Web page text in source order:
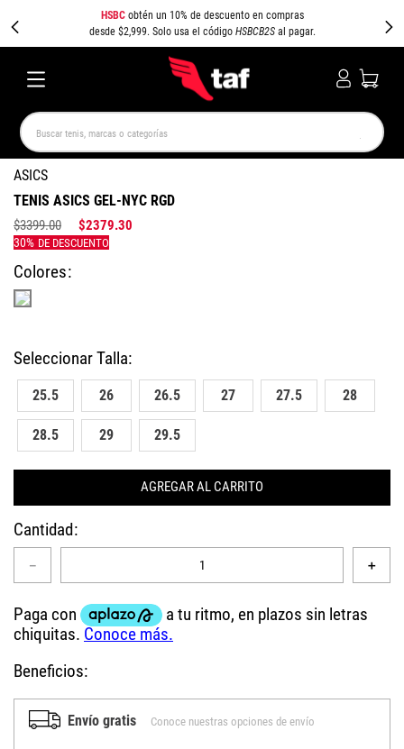
HSBCobtén un 10% de descuento en compras
desde $2,999. Solo usa el código HSBCB2Sal pagar.
Buscar tenis, marcas o categorías
ASICS
TENIS ASICS GEL-NYC RGD
$3399.00 $2379.30
Colores
25.5 26 26.5 27 27.5 28
28.5 29 29.5
AGREGAR AL CARRITO
Cantidad
＋
－
Beneficios:
Envío gratis Conoce nuestras opciones de envío
TÉRMINOS MÁS BUSCADOS
NEW BALANCE SAMBA
SPEEDCAT JORDAN 1